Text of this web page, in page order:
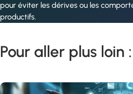
pour éviter les dérives ou les
productifs.
Pour aller plus loin :